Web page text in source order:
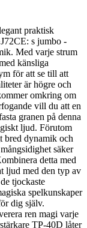
praktisk
s jumbo -
Med varje strum
känsliga
för att se till att
är högre och
omkring om
vill du att en
granen på denna
ljud. Förutom
bred dynamik och
säker
detta med
ljud med den typ av
tjockaste
spelkunskaper
dig själv.
ren magi varje
TP-40D låter